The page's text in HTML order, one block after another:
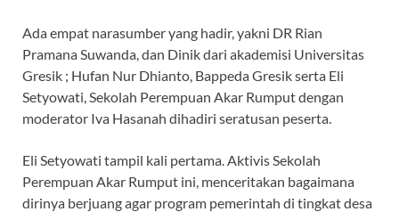
Ada empat narasumber yang hadir, yakni DR Rian
Pramana Suwanda, dan Dinik dari akademisi Universitas
Gresik ; Hufan Nur Dhianto, Bappeda Gresik serta Eli
Setyowati, Sekolah Perempuan Akar Rumput dengan
moderator Iva Hasanah dihadiri seratusan peserta.
Eli Setyowati tampil kali pertama. Aktivis Sekolah
Perempuan Akar Rumput ini, menceritakan bagaimana
dirinya berjuang agar program pemerintah di tingkat desa